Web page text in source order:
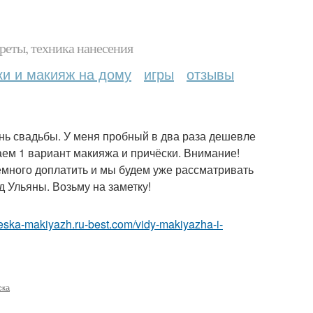
техника нанесения
и макияж на дому игры отзывы
свадьбы. У меня пробный в два раза дешевле
1 вариант макияжа и причёски. Внимание!
доплатить и мы будем уже рассматривать
Ульяны. Возьму на заметку!
makiyazh.ru-best.com/vidy-makiyazha-i-